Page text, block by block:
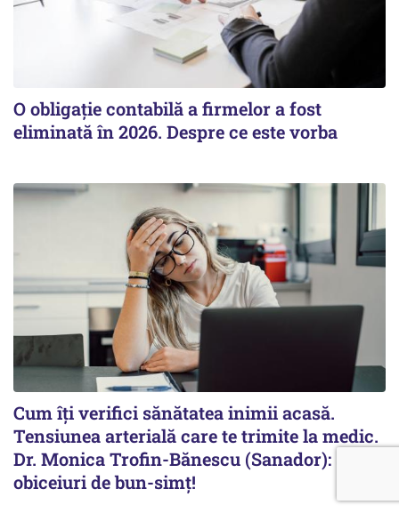
O obligație contabilă a firmelor a fost
eliminată în 2026. Despre ce este vorba
Cum îți verifici sănătatea inimii acasă.
Tensiunea arterială care te trimite la medic.
Dr. Monica Trofin-Bănescu (Sanador): Sunt
obiceiuri de bun-simț!